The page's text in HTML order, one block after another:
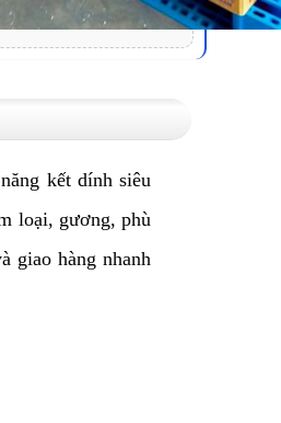
kết dính siêu
loại, gương, phù
giao hàng nhanh